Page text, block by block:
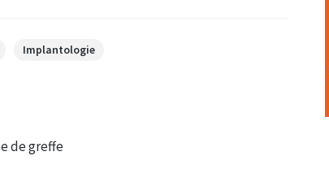
Implantologie
de greffe